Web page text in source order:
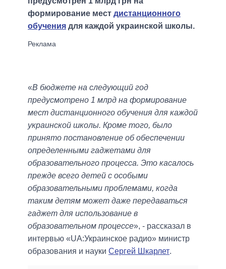
формирование мест дистанционного
обучения для каждой украинской школы.
«В бюджете на следующий год
предусмотрено 1 млрд на формирование
мест дистанционного обучения для каждой
украинской школы. Кроме того, было
принято постановление об обеспечении
определенными гаджетами для
образовательного процесса. Это касалось
прежде всего детей с особыми
образовательными проблемами, когда
таким детям может даже передаваться
гаджет для использование в
образовательном процессе», - рассказал в
интервью «UA:Украинское радио» министр
образования и науки Сергей Шкарлет.